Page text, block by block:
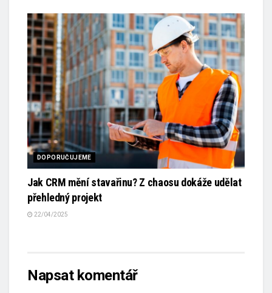
DOPORUČUJEME
Jak CRM mění stavařinu? Z chaosu dokáže udělat
přehledný projekt
22/04/2025
Napsat komentář